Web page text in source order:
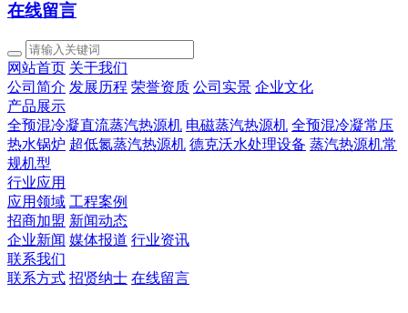
在线留言
网站首页 关于我们
公司简介 发展历程 荣誉资质 公司实景 企业文化
产品展示
全预混冷凝直流蒸汽热源机 电磁蒸汽热源机 全预混冷凝常压
热水锅炉 超低氮蒸汽热源机 德克沃水处理设备 蒸汽热源机常
规机型
行业应用
应用领域 工程案例
招商加盟 新闻动态
企业新闻 媒体报道 行业资讯
联系我们
联系方式 招贤纳士 在线留言